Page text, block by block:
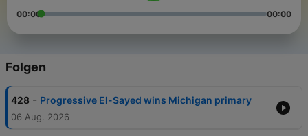
00:00 00:00
Folgen
428 - Progressive El-Sayed wins Michigan primary
06 Aug. 2026